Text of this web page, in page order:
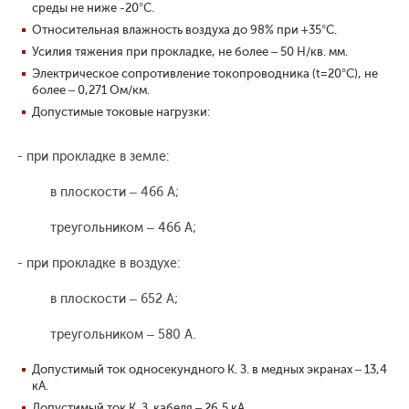
среды не ниже -20°С.
Относительная влажность воздуха до 98% при +35°С.
Усилия тяжения при прокладке, не более – 50 Н/кв. мм.
Электрическое сопротивление токопроводника (t=20°С), не
более – 0,271 Ом/км.
Допустимые токовые нагрузки:
- при прокладке в земле:
в плоскости – 466 А;
треугольником – 466 А;
- при прокладке в воздухе:
в плоскости – 652 А;
треугольником – 580 А.
Допустимый ток односекундного К. З. в медных экранах – 13,4
кА.